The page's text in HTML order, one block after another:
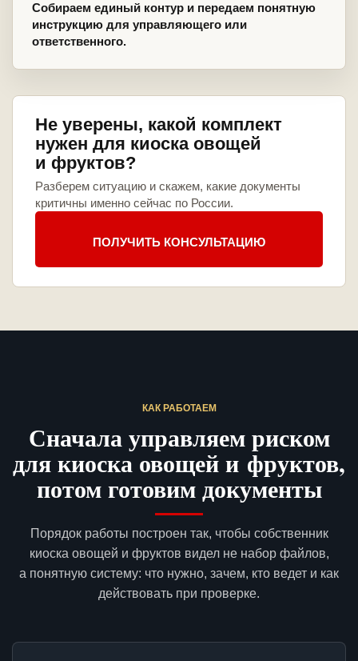
Собираем единый контур и передаем понятную
инструкцию для управляющего или
ответственного.
Не уверены, какой комплект
нужен для киоска овощей
и фруктов?
Разберем ситуацию и скажем, какие документы
критичны именно сейчас по России.
ПОЛУЧИТЬ КОНСУЛЬТАЦИЮ
КАК РАБОТАЕМ
Сначала управляем риском
для киоска овощей и фруктов,
потом готовим документы
Порядок работы построен так, чтобы собственник
киоска овощей и фруктов видел не набор файлов,
а понятную систему: что нужно, зачем, кто ведет и как
действовать при проверке.